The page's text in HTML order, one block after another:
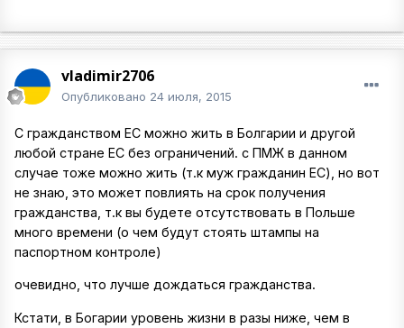
vladimir2706
Опубликовано 24 июля, 2015
С гражданством ЕС можно жить в Болгарии и другой
любой стране ЕС без ограничений. с ПМЖ в данном
случае тоже можно жить (т.к муж гражданин ЕС), но вот
не знаю, это может повлиять на срок получения
гражданства, т.к вы будете отсутствовать в Польше
много времени (о чем будут стоять штампы на
паспортном контроле)
очевидно, что лучше дождаться гражданства.
Кстати, в Богарии уровень жизни в разы ниже, чем в